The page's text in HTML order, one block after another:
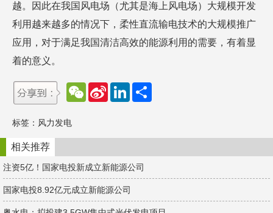
越。因此在我国风电场（尤其是海上风电场）大规模开发
利用越来越多的情况下，柔性直流输电技术的大规模推广
应用，对于满足我国清洁高效的能源利用的需要，有着显
着的意义。
W
e
t
S
e
b
o
L
d
n
标签： 风力发电
相关推荐
注资5亿！国家电投新成立新能源公司
国家电投8.92亿元成立新能源公司